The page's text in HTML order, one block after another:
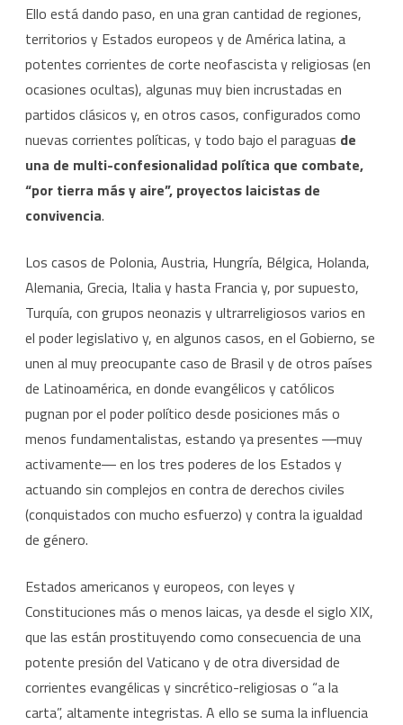
Ello está dando paso, en una gran cantidad de regiones,
territorios y Estados europeos y de América latina, a
potentes corrientes de corte neofascista y religiosas (en
ocasiones ocultas), algunas muy bien incrustadas en
partidos clásicos y, en otros casos, configurados como
nuevas corrientes políticas, y todo bajo el paraguas de
una de multi-confesionalidad política que combate,
“por tierra más y aire”, proyectos laicistas de
convivencia.
Los casos de Polonia, Austria, Hungría, Bélgica, Holanda,
Alemania, Grecia, Italia y hasta Francia y, por supuesto,
Turquía, con grupos neonazis y ultrarreligiosos varios en
el poder legislativo y, en algunos casos, en el Gobierno, se
unen al muy preocupante caso de Brasil y de otros países
de Latinoamérica, en donde evangélicos y católicos
pugnan por el poder político desde posiciones más o
menos fundamentalistas, estando ya presentes ―muy
activamente― en los tres poderes de los Estados y
actuando sin complejos en contra de derechos civiles
(conquistados con mucho esfuerzo) y contra la igualdad
de género.
Estados americanos y europeos, con leyes y
Constituciones más o menos laicas, ya desde el siglo XIX,
que las están prostituyendo como consecuencia de una
potente presión del Vaticano y de otra diversidad de
corrientes evangélicas y sincrético-religiosas o “a la
carta”, altamente integristas. A ello se suma la influencia